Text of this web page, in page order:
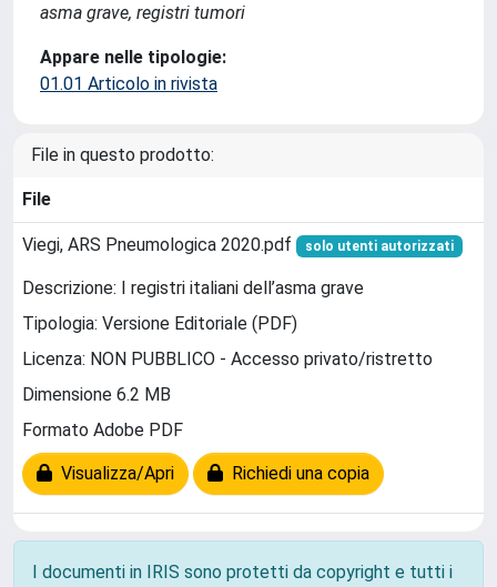
asma grave, registri tumori
Appare nelle tipologie:
01.01 Articolo in rivista
File in questo prodotto:
File
Viegi, ARS Pneumologica 2020.pdf solo utenti autorizzati
Descrizione: I registri italiani dell’asma grave
Tipologia: Versione Editoriale (PDF)
Licenza: NON PUBBLICO - Accesso privato/ristretto
Dimensione 6.2 MB
Formato Adobe PDF
Visualizza/Apri Richiedi una copia
I documenti in IRIS sono protetti da copyright e tutti i